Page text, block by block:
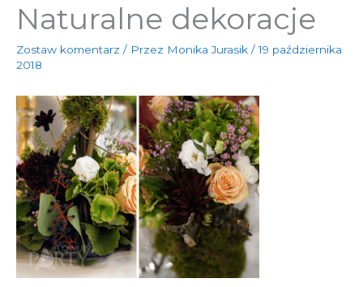
Naturalne dekoracje
Zostaw komentarz / Przez Monika Jurasik /19 października
2018